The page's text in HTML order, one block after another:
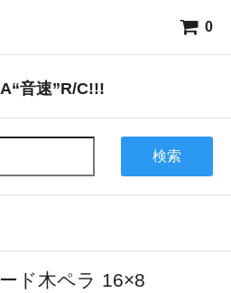
0
音速”R/C!!!
検索
ド木ペラ 16×8